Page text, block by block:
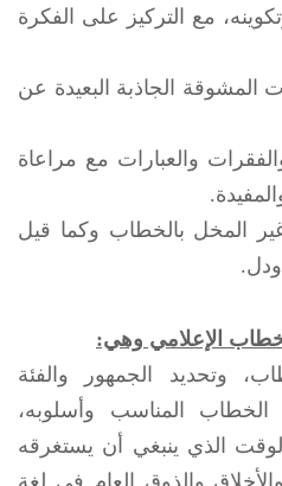
مع التركيز على ‏الفكرة
المشوقة الجاذبة البعيدة عن
والعبارات مع مراعاة
المخل بالخطاب وكما قيل
ودل.
الإعلامي وهي:‏
الجمهور والفئة
المناسب وأسلوبه،
الذي ينبغي أن يستغرقه
والذوق العام في لغة